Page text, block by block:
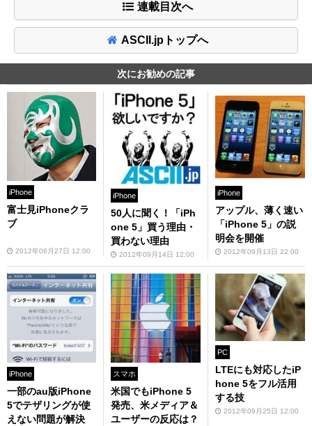
連載目次へ
ASCII.jpトップへ
次にお勧めの記事
iPhone
富士見iPhoneクラ
ブ
2012年06月27日 12:00
iPhone
50人に聞く！「iPh
one 5」買う理由・
買わない理由
2012年09月14日 12:00
iPhone
アップル、薄く速い
「iPhone 5」の説
明会を開催
2012年09月13日 22:00
iPhone
一部のau版iPhone
5でテザリングが使
えない問題が解決
スマホ
米国でもiPhone 5
発売、米メディア＆
ユーザーの反応は？
PC
LTEにも対応したiP
hone 5をフル活用
する技
2012年09月25日 12:00